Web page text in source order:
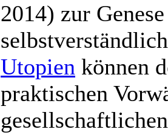
2014) zur
Utopien können
praktischen